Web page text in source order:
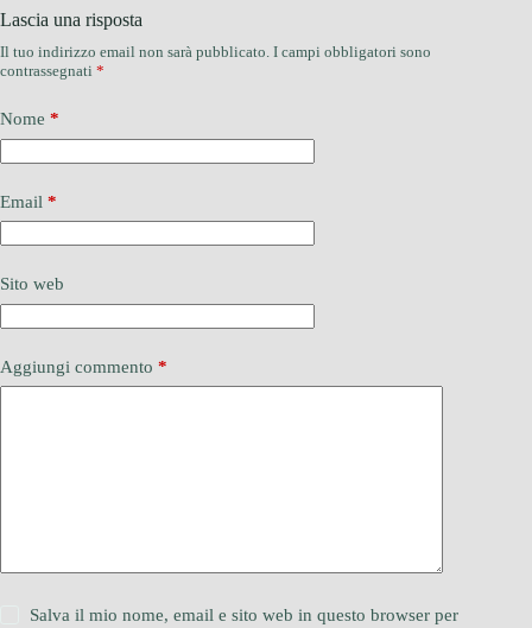
Lascia una risposta
Il tuo indirizzo email non sarà pubblicato. I campi obbligatori sono
contrassegnati *
Nome *
Email *
Sito web
Aggiungi commento *
Salva il mio nome, email e sito web in questo browser per